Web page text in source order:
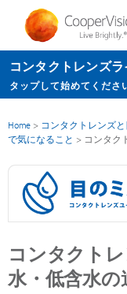
ン
コ
ン
ン
動
コンタクトレンズ
タップして始めてくださ
Home > コンタクトレンズ
で気になること > コンタク
コンタクト
水・低含水の